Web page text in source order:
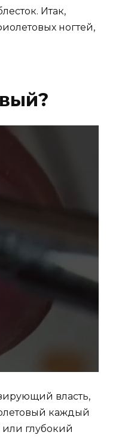
Итак,
ногтей,
власть,
каждый
глубокий